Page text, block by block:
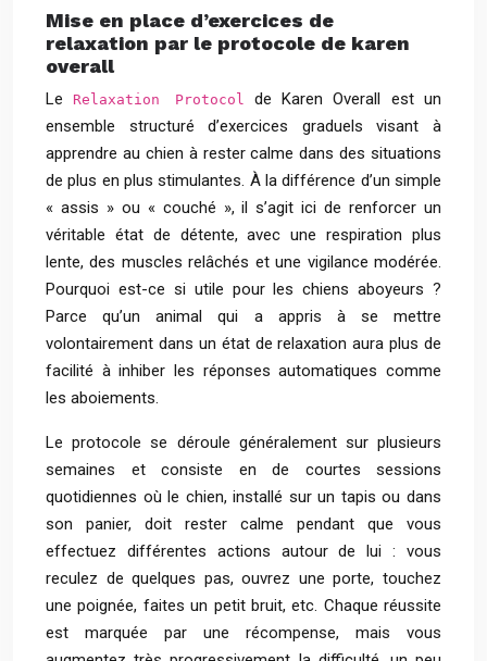
Mise en place d’exercices de
relaxation par le protocole de karen
overall
Le Relaxation Protocol
de Karen Overall est un
ensemble structuré d’exercices graduels visant à
apprendre au chien à rester calme dans des situations
de plus en plus stimulantes. À la différence d’un simple
« assis » ou « couché », il s’agit ici de renforcer un
véritable état de détente, avec une respiration plus
lente, des muscles relâchés et une vigilance modérée.
Pourquoi est-ce si utile pour les chiens aboyeurs ?
Parce qu’un animal qui a appris à se mettre
volontairement dans un état de relaxation aura plus de
facilité à inhiber les réponses automatiques comme
les aboiements.
Le protocole se déroule généralement sur plusieurs
semaines et consiste en de courtes sessions
quotidiennes où le chien, installé sur un tapis ou dans
son panier, doit rester calme pendant que vous
effectuez différentes actions autour de lui : vous
reculez de quelques pas, ouvrez une porte, touchez
une poignée, faites un petit bruit, etc. Chaque réussite
est marquée par une récompense, mais vous